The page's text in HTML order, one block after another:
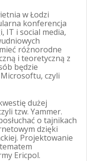
w Łodzi
konferencja
IT i social media,
różnorodne
i teoretyczną z
będzie
czyli
dużej
tzw. Yammer.
o tajnikach
dzięki
Projektowanie
Ericpol.